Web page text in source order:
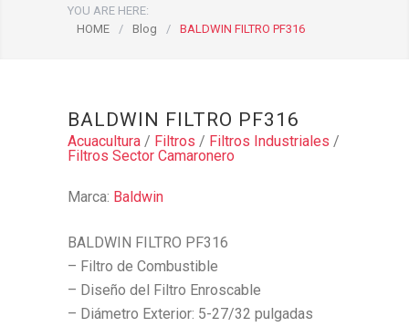
YOU ARE HERE:
HOME
/ Blog / BALDWIN FILTRO PF316
BALDWIN FILTRO PF316
Acuacultura / Filtros / Filtros Industriales /
Filtros Sector Camaronero
Marca: Baldwin
BALDWIN FILTRO PF316
– Filtro de Combustible
– Diseño del Filtro Enroscable
– Diámetro Exterior: 5-27/32 pulgadas